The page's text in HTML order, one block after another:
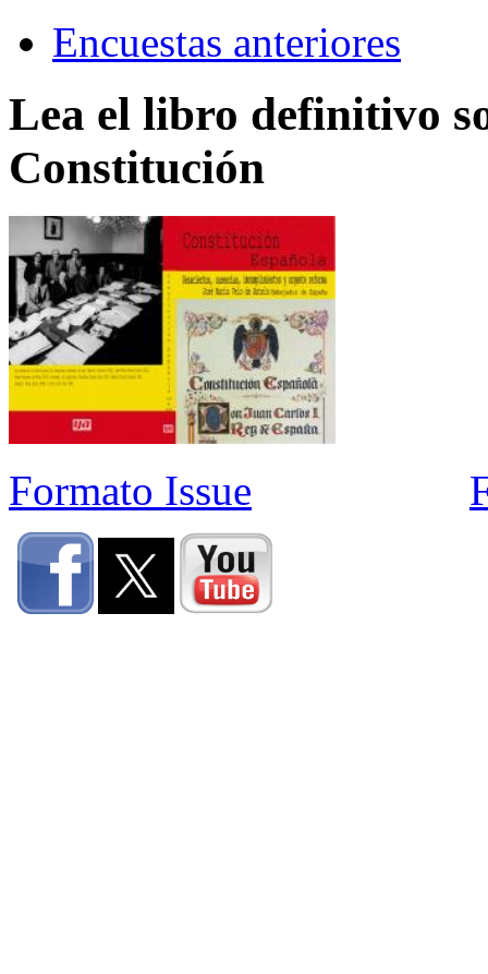
Encuestas anteriores
Lea el libro definitivo
Constitución
Formato Issue